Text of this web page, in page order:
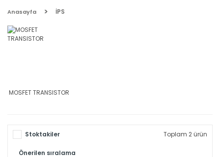
Anasayfa İPS
MOSFET TRANSISTOR
Stoktakiler Toplam 2 ürün